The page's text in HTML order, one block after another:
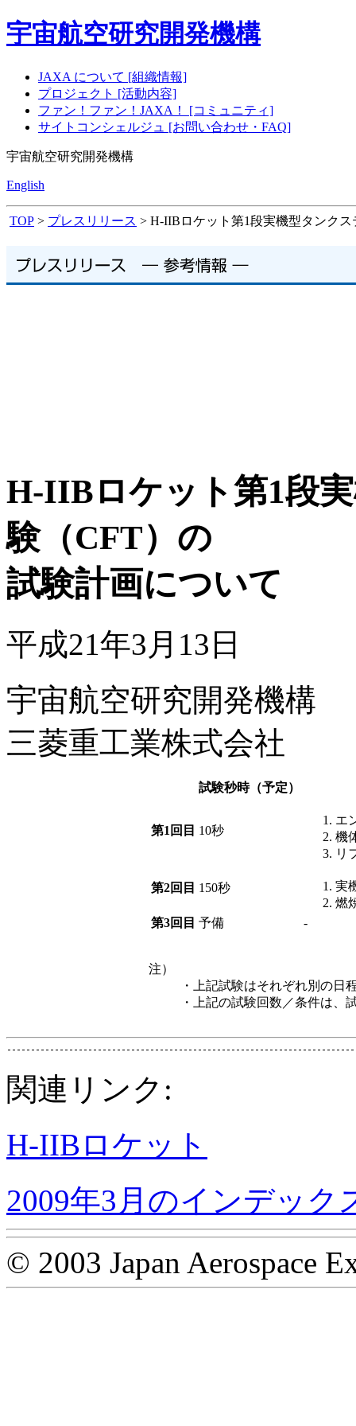
宇宙航空研究開発機構
JAXA について [組織情報]
プロジェクト [活動内容]
ファン！ファン！JAXA！ [コミュニティ]
サイトコンシェルジュ [お問い合わせ・FAQ]
宇宙航空研究開発機構
English
TOP > プレスリリース > H-IIBロケット第1段実機型タンク
H-IIBロケット第1段
験（CFT）の
試験計画について
平成21年3月13日
宇宙航空研究開発機構
三菱重工業株式会社
試験秒時（予定）
第1回目 10秒
エ
機
リ
第2回目 150秒
実
燃
第3回目 予備 -
注）
・上記試験はそれぞれ別の日
・上記の試験回数／条件は、
関連リンク:
H-IIBロケット
2009年3月のインデック
© 2003 Japan Aerospace